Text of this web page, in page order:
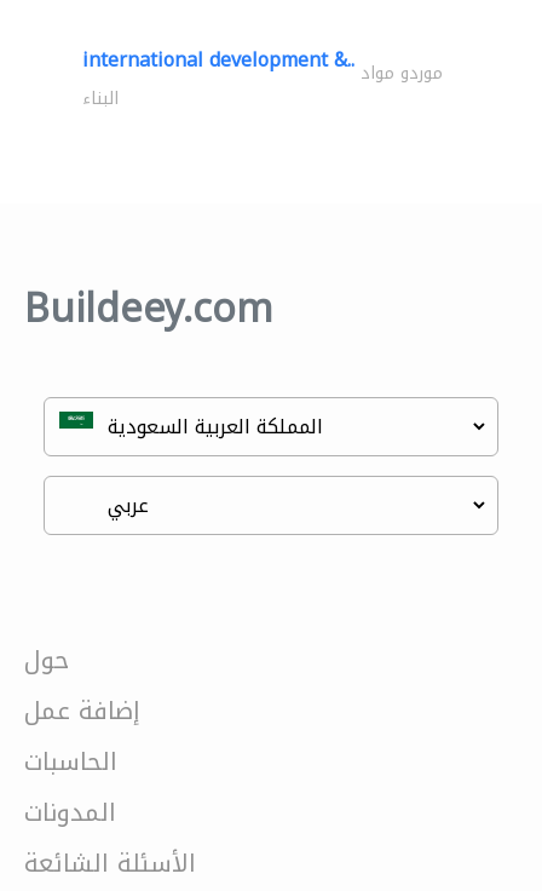
international development &.. موردو مواد
البناء
Buildeey.com
حول
إضافة عمل
الحاسبات
المدونات
الأسئلة الشائعة